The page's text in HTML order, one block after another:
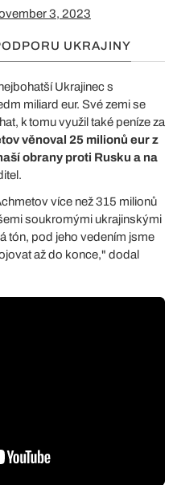
3, 2023
UKRAJINY
Ukrajinec s
miliard eur. Své zemi se
k tomu využil také peníze za
věnoval 25 milionů eur z
obrany proti Rusku a na
více než 315 milionů
soukromými ukrajinskými
tón, pod jeho vedením jsme
až do konce," dodal